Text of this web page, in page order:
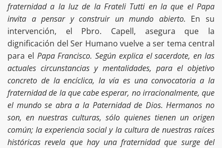
fraternidad a la luz de la Frateli Tutti en la que el Papa
invita a pensar y construir un mundo abierto. En su
intervención, el Pbro. Capell, asegura que la
dignificación del Ser Humano vuelve a ser tema central
para el Papa Francisco. Según explica el sacerdote, en las
actuales circunstancias y mentalidades, para el objetivo
concreto de la encíclica, la vía es una convocatoria a la
fraternidad de la que cabe esperar, no irracionalmente, que
el mundo se abra a la Paternidad de Dios. Hermanos no
son, en nuestras culturas, sólo quienes tienen un origen
común; la experiencia social y la cultura de nuestras raíces
históricas revela que hay una fraternidad que surge del